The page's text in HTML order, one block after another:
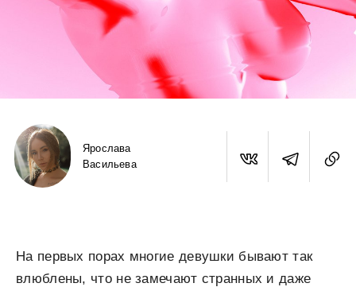
Ярослава
Васильева
На первых порах многие девушки бывают так
влюблены, что не замечают странных и даже